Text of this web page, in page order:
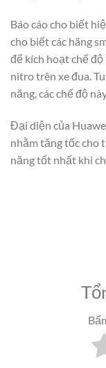
Báo cáo cho biết
cho biết các hãng
để kích hoạt chế
nitro trên xe đua.
năng, các chế độ
Đại diện của
nhằm tăng tốc cho
năng tốt nhất khi